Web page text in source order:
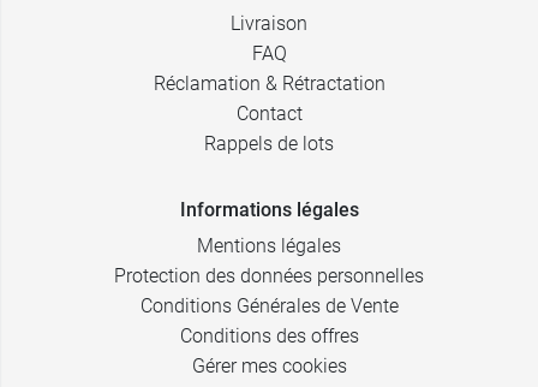
Livraison
FAQ
Réclamation & Rétractation
Contact
Rappels de lots
Informations légales
Mentions légales
Protection des données personnelles
Conditions Générales de Vente
Conditions des offres
Gérer mes cookies